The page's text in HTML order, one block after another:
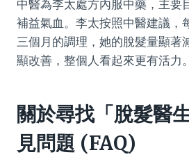
中醫為李太處方內服中藥，主要
補益氣血。李太按照中醫建議，
三個月的調理，她的脫髮量顯著
顯改善，整個人看起來更有活力。
關於尋找「脫髮醫
見問題 (FAQ)